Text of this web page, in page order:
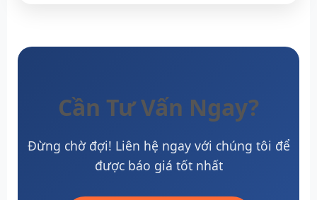
Cần Tư Vấn Ngay?
Đừng chờ đợi! Liên hệ ngay với chúng tôi để
được báo giá tốt nhất